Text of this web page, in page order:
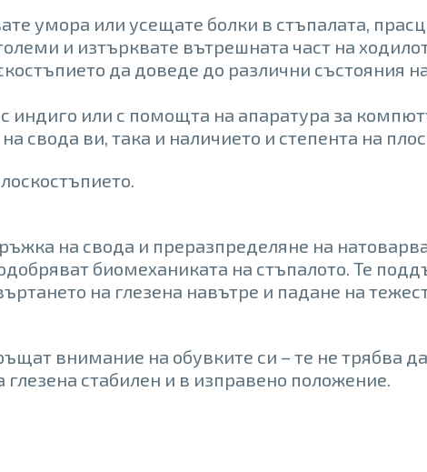
умора или усещате болки в стъпалата,
и изтърквате вътрешната част на
да доведе до различни състояния
индиго или с помощта на апаратура за
свода ви, така и наличието и степента на
на свода и преразпределяне на
биомеханиката на стъпалото. Те
на глезена навътре и падане на
внимание на обувките си – те не трябва
стабилен и в изправено положение.